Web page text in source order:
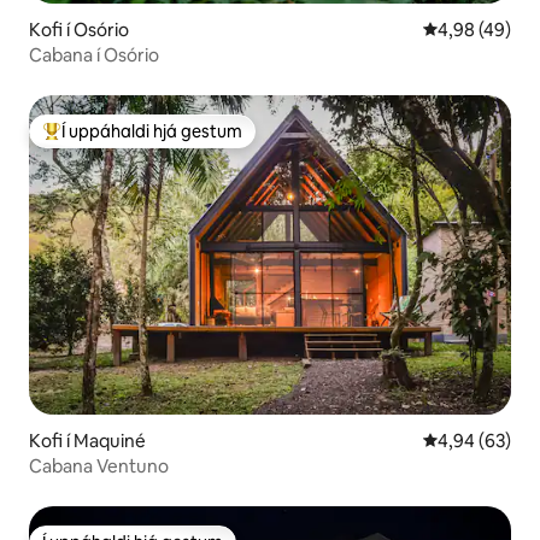
Kofi í Osório 4,98 af 5 í
4,98 (49)
Cabana í Osório
Í mestu uppáhaldi hjá gestum
Í uppáhaldi hjá gestum
Kofi í Maquiné 4,94 af 5 í
4,94 (63)
Cabana Ventuno